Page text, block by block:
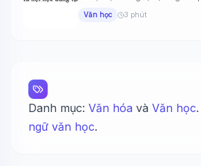
Văn học 3 phút
Danh mục: Văn hóa và Văn học
ngữ văn học.